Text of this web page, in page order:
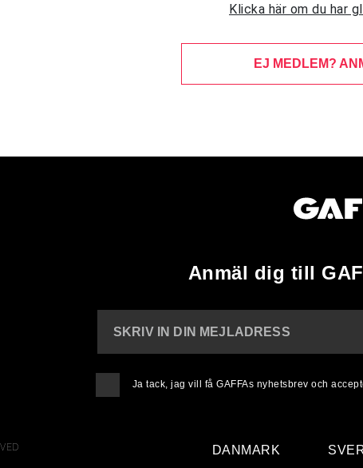
Klicka här om du har
EJ MEDLEM?
Anmäl dig till
SKRIV IN DIN MEJLADRESS
Ja tack, jag vill få GAFFAs nyhetsbrev och
DANMARK